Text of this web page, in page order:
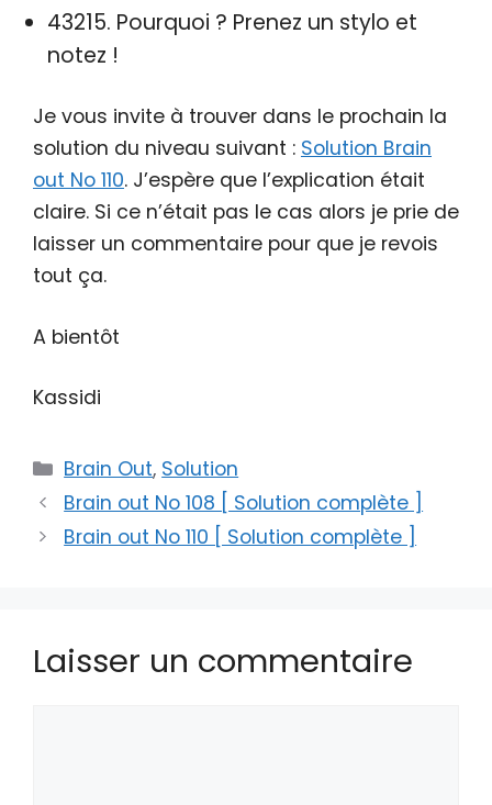
43215. Pourquoi ? Prenez un stylo et
notez !
Je vous invite à trouver dans le prochain la
solution du niveau suivant : Solution Brain
out No 110. J’espère que l’explication était
claire. Si ce n’était pas le cas alors je prie de
laisser un commentaire pour que je revois
tout ça.
A bientôt
Kassidi
Catégories
Brain Out, Solution
Brain out No 108 [ Solution complète ]
Brain out No 110 [ Solution complète ]
Laisser un commentaire